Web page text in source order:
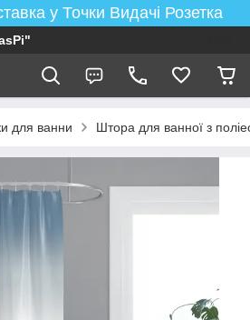
у Точки Видачі Розетка
для ванни Штора для ванної з